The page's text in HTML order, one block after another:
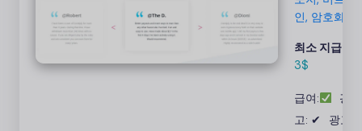
사를 통해
인과 암호화
폐를 받으세
시청하고 게
임을 플레이
인, 암호화폐
최소 지급액:
3$
급여:
광
고: ✔
광고: